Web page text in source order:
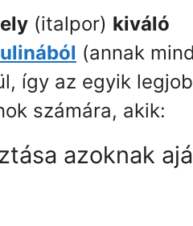
(italpor) kiváló
(annak
így az egyik
számára, akik:
azoknak